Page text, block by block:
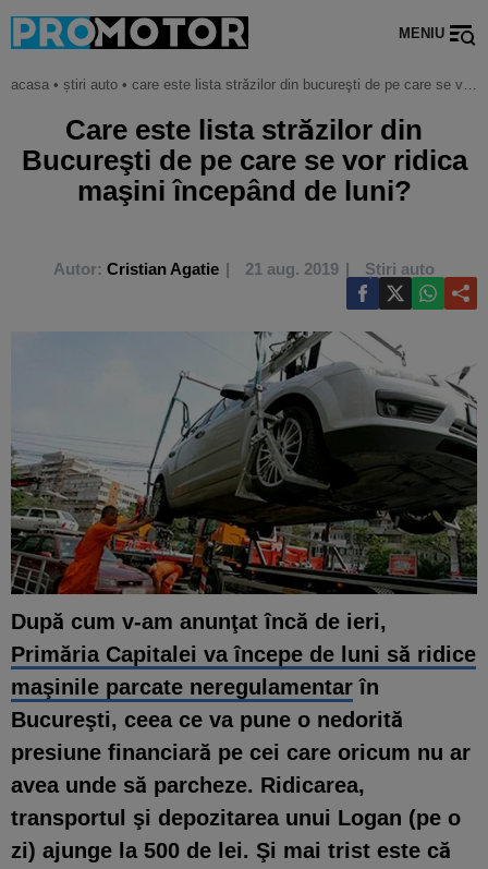
MENIU
acasa • știri auto • care este lista străzilor din bucureşti de pe care se vor ridica maşini începând de luni?
Care este lista străzilor din
Bucureşti de pe care se vor ridica
maşini începând de luni?
Autor: Cristian Agatie 21 aug. 2019 Știri auto
După cum v-am anunţat încă de ieri,
Primăria Capitalei va începe de luni să ridice
maşinile parcate neregulamentar în
Bucureşti, ceea ce va pune o nedorită
presiune financiară pe cei care oricum nu ar
avea unde să parcheze. Ridicarea,
transportul şi depozitarea unui Logan (pe o
zi) ajunge la 500 de lei. Şi mai trist este că